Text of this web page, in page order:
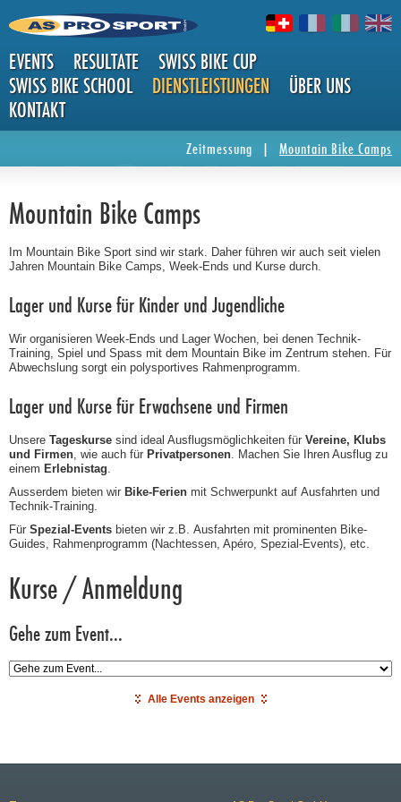
EVENTS RESULTATE
SWISS BIKE CUP
SWISS BIKE SCHOOL
DIENSTLEISTUNGEN
ÜBER UNS
KONTAKT
Zeitmessung | Mountain Bike Camps
MOUNT
AIN BIK
E CAMP
S
Mountain Bike Camps
Im Mountain Bike Sport sind wir stark. Daher führen wir auch seit vielen
Jahren Mountain Bike Camps, Week-Ends und Kurse durch.
Lager und Kurse für Kinder und Jugendliche
Wir organisieren Week-Ends und Lager Wochen, bei denen Technik-
Training, Spiel und Spass mit dem Mountain Bike im Zentrum stehen. Für
Abwechslung sorgt ein polysportives Rahmenprogramm.
Lager und Kurse für Erwachsene und Firmen
Unsere Tageskurse sind ideal Ausflugsmöglichkeiten für Vereine, Klubs
und Firmen, wie auch für Privatpersonen. Machen Sie Ihren Ausflug zu
einem Erlebnistag.
Ausserdem bieten wir Bike-Ferien mit Schwerpunkt auf Ausfahrten und
Technik-Training.
Für Spezial-Events bieten wir z.B. Ausfahrten mit prominenten Bike-
Guides, Rahmenprogramm (Nachtessen, Apéro, Spezial-Events), etc.
Kurse / Anmeldung
Gehe zum Event...
Alle Events anzeigen